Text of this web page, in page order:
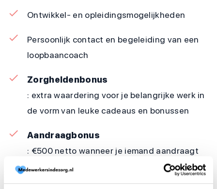
Ontwikkel- en opleidingsmogelijkheden
Persoonlijk contact en begeleiding van een
loopbaancoach
Zorgheldenbonus
: extra waardering voor je belangrijke werk in
de vorm van leuke cadeaus en bonussen
Aandraagbonus
: €500 netto wanneer je iemand aandraagt
die via één van onze banen aan de slag gaat.
P.S. Je kunt ook iemand aandragen en de